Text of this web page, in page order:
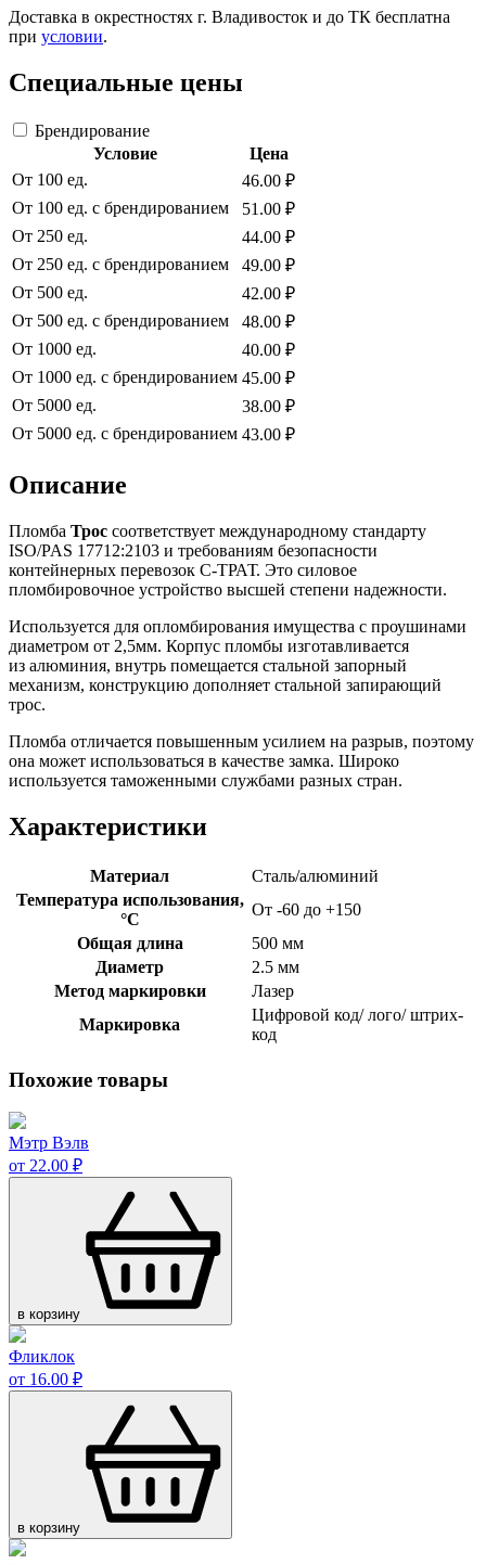
Доставка в окрестностях г. Владивосток и до ТК бесплатна
при условии.
Специальные цены
Брендирование
Условие
Цена
От 100 ед.
46.00 ₽
От 100 ед. с брендированием
51.00 ₽
От 250 ед.
44.00 ₽
От 250 ед. с брендированием
49.00 ₽
От 500 ед.
42.00 ₽
От 500 ед. с брендированием
48.00 ₽
От 1000 ед.
40.00 ₽
От 1000 ед. с брендированием 45.00 ₽
От 5000 ед.
38.00 ₽
От 5000 ед. с брендированием 43.00 ₽
Описание
Пломба Трос соответствует международному стандарту
ISO/PAS 17712:2103 и требованиям безопасности
контейнерных перевозок С-ТРАТ. Это силовое
пломбировочное устройство высшей степени надежности.
Используется для опломбирования имущества с проушинами
диаметром от 2,5мм. Корпус пломбы изготавливается
из алюминия, внутрь помещается стальной запорный
механизм, конструкцию дополняет стальной запирающий
трос.
Пломба отличается повышенным усилием на разрыв, поэтому
она может использоваться в качестве замка. Широко
используется таможенными службами разных стран.
Характеристики
Материал
Сталь/алюминий
Температура использования,
°C
От -60 до +150
Общая длина
500 мм
Диаметр
2.5 мм
Метод маркировки
Лазер
Маркировка
Цифровой код/ лого/ штрих-
код
Похожие товары
Мэтр Вэлв
от 22.00 ₽
в корзину
Фликлок
от 16.00 ₽
в корзину